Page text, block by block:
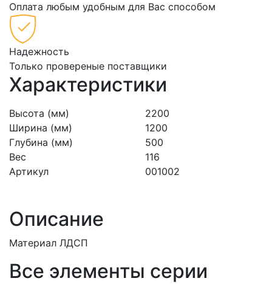
Оплата любым удобным для Вас способом
Надежность
Только провереные поставщики
Характеристики
Высота (мм)
2200
Ширина (мм)
1200
Глубина (мм)
500
Вес
116
Артикул
001002
Описание
Материал ЛДСП
Все элементы серии